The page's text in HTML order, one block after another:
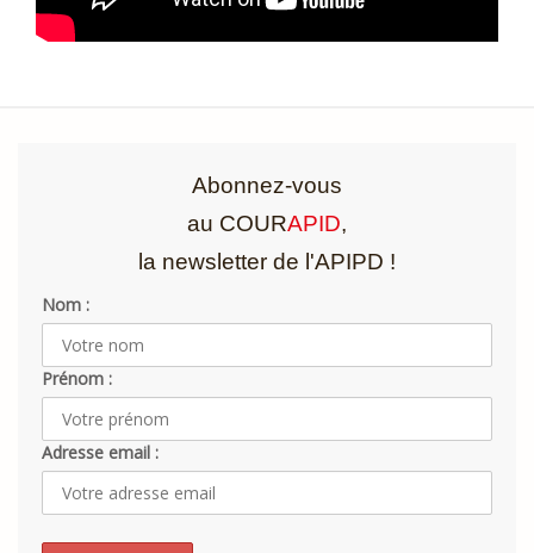
Abonnez-vous
au COURAPID,
la newsletter de l'APIPD !
Nom :
Prénom :
Adresse email :